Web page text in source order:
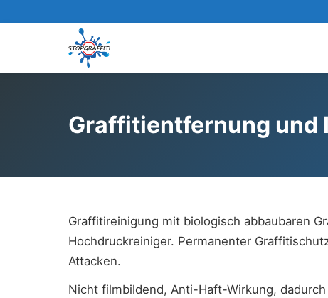
Graffitientfernung und
Graffitireinigung mit biologisch abbaubaren
Hochdruckreiniger. Permanenter
Attacken.
Nicht filmbildend, Anti-Haft-Wirkung,